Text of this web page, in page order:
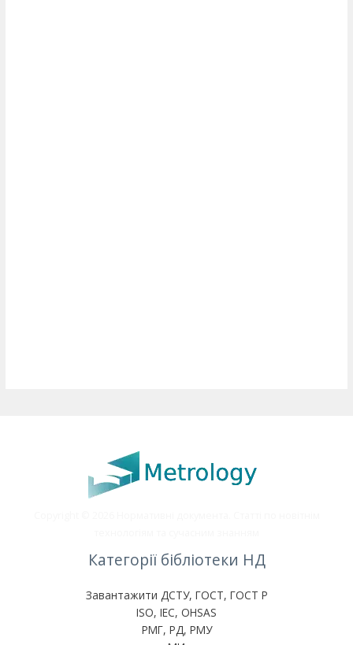
Категорії бібліотеки НД
Завантажити ДСТУ, ГОСТ, ГОСТ Р
ISO, IEC, OHSAS
РМГ, РД, РМУ